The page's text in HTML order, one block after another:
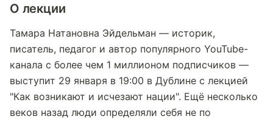
О лекции
Тамара Натановна Эйдельман — историк,
писатель, педагог и автор популярного YouTube-
канала с более чем 1 миллионом подписчиков —
выступит 29 января в 19:00 в Дублине с лекцией
"Как возникают и исчезают нации". Ещё несколько
веков назад люди определяли себя не по